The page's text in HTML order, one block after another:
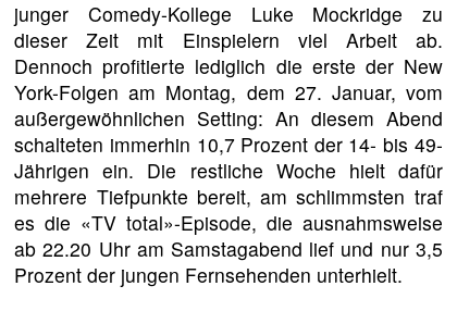
junger Comedy-Kollege Luke Mockridge zu
dieser Zeit mit Einspielern viel Arbeit ab.
Dennoch profitierte lediglich die erste der New
York-Folgen am Montag, dem 27. Januar, vom
außergewöhnlichen Setting: An diesem Abend
schalteten immerhin 10,7 Prozent der 14- bis 49-
Jährigen ein. Die restliche Woche hielt dafür
mehrere Tiefpunkte bereit, am schlimmsten traf
es die «TV total»-Episode, die ausnahmsweise
ab 22.20 Uhr am Samstagabend lief und nur 3,5
Prozent der jungen Fernsehenden unterhielt.